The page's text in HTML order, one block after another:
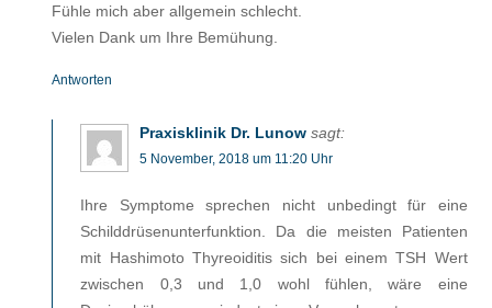
Fühle mich aber allgemein schlecht.
Vielen Dank um Ihre Bemühung.
Antworten
Praxisklinik Dr. Lunow sagt:
5 November, 2018 um 11:20 Uhr
Ihre Symptome sprechen nicht unbedingt für eine
Schilddrüsenunterfunktion. Da die meisten Patienten
mit Hashimoto Thyreoiditis sich bei einem TSH Wert
zwischen 0,3 und 1,0 wohl fühlen, wäre eine